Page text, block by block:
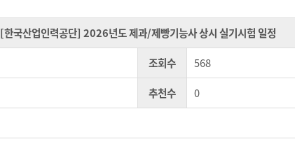
[한국산업인력공단] 2026년도 제과/제빵기능사 상시 실기시험 일정
조회수
568
추천수
0